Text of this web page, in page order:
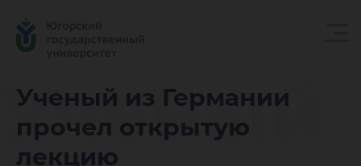
Ученый из Германии
прочел открытую
лекцию
Ученый